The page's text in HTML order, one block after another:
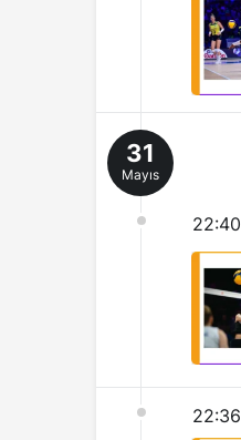
31
Mayıs
22:40
22:36